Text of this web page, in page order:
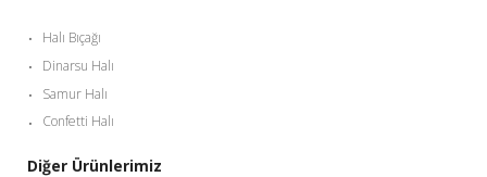
Halı Bıçağı
Dinarsu Halı
Samur Halı
Confetti Halı
Diğer Ürünlerimiz